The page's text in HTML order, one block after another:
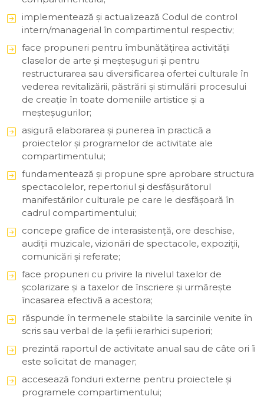
implementează şi actualizează Codul de control
intern/managerial în compartimentul respectiv;
face propuneri pentru îmbunătăţirea activităţii
claselor de arte şi meşteşuguri şi pentru
restructurarea sau diversificarea ofertei culturale în
vederea revitalizării, păstrării şi stimulării procesului
de creaţie în toate domeniile artistice şi a
meşteşugurilor;
asigură elaborarea şi punerea în practică a
proiectelor şi programelor de activitate ale
compartimentului;
fundamentează şi propune spre aprobare structura
spectacolelor, repertoriul şi desfăşurătorul
manifestărilor culturale pe care le desfășoară în
cadrul compartimentului;
concepe grafice de interasistenţă, ore deschise,
audiţii muzicale, vizionări de spectacole, expoziţii,
comunicări şi referate;
face propuneri cu privire la nivelul taxelor de
şcolarizare şi a taxelor de înscriere şi urmăreşte
încasarea efectivã a acestora;
răspunde în termenele stabilite la sarcinile venite în
scris sau verbal de la şefii ierarhici superiori;
prezintă raportul de activitate anual sau de câte ori îi
este solicitat de manager;
accesează fonduri externe pentru proiectele şi
programele compartimentului;